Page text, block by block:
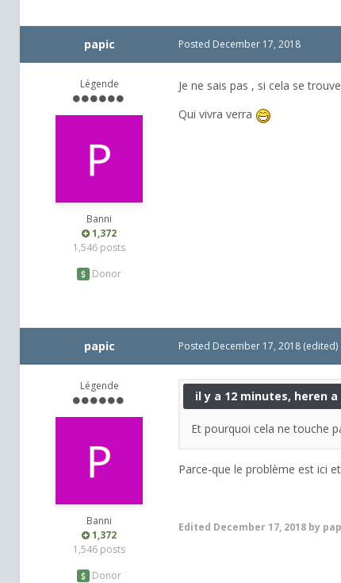
papic
Légende
Banni
1,372
1,546 posts
Donor
Posted December 17, 2018
Je ne sais pas , si cela se
Qui vivra verra
papic
Légende
Banni
1,372
1,546 posts
Donor
Posted December 17, 2018 (edited)
il y a 12 minutes, heren
Et pourquoi cela ne touche
Parce-que le problème est ici
Edited December 17, 2018 by